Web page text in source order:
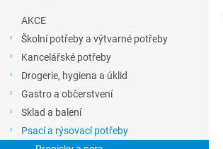
e
AKCE
Školní potřeby a výtvarné potřeby
Kancelářské potřeby
Drogerie, hygiena a úklid
Gastro a občerstvení
Sklad a balení
Psací a rýsovací potřeby